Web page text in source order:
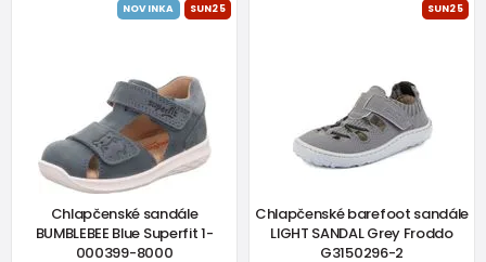
NOVINKA SUN25
Chlapčenské sandále
BUMBLEBEE Blue Superfit 1-
000399-8000
SUN25
Chlapčenské barefoot sandále
LIGHT SANDAL Grey Froddo
G3150296-2